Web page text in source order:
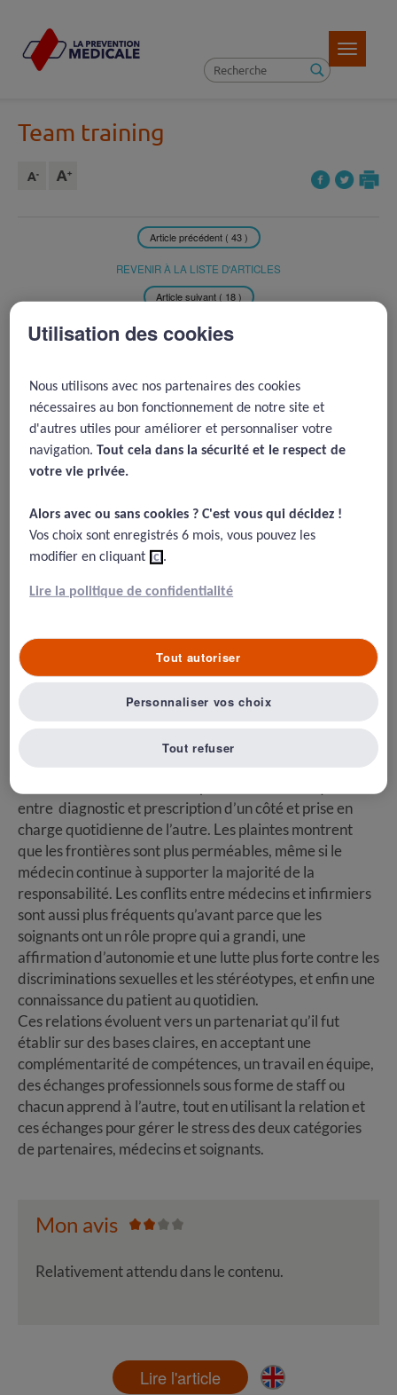
Toggle
Team training
Article précédent ( 43 )
REVENIR À LA LISTE D'ARTICLES
Article suivant ( 18 )
médecin/infirmier
18/08/2015
Fagin L. Garelick A. The doctor-nurse relationship, Advances in
Psychiatric treatment, 2004, 10, 277-286
Résumé
purement hiérarchique, l’infirmier étant aux ordres sans
discussion. Progressivement, cette relation médecin
infirmier a acquis un statut plus particulier, et c’est
encore plus vrai quand il s’agit de prendre en charge des
patients psychiatriques.
Méthode : Analyse libre, d’opinion
Résultats : La relation est médiée par les patients, qui
entre diagnostic et prescription d’un côté et prise en
charge quotidienne de l’autre. Les plaintes montrent
que les frontières sont plus perméables, même si le
médecin continue à supporter la majorité de la
responsabilité. Les conflits entre médecins et infirmiers
sont aussi plus fréquents qu’avant parce que les
soignants ont un rôle propre qui a grandi, une
affirmation d’autonomie et une lutte plus forte contre les
discriminations sexuelles et les stéréotypes, et enfin une
connaissance du patient au quotidien.
Ces relations évoluent vers un partenariat qu’il fut
établir sur des bases claires, en acceptant une
complémentarité de compétences, un travail en équipe,
des échanges professionnels sous forme de staff ou
chacun apprend à l’autre, tout en utilisant la relation et
ces échanges pour gérer le stress des deux catégories
de partenaires, médecins et soignants.
Mon avis
Relativement attendu dans le contenu.
Lire l'article
Utilisation des cookies
Nous utilisons avec nos partenaires des cookies
nécessaires au bon fonctionnement de notre site et
d'autres utiles pour améliorer et personnaliser votre
navigation.Tout cela dans la sécurité et le respect de
votre vie privée.​
Alors avec ou sans cookies ? C'est vous qui décidez !​
Vos choix sont enregistrés 6 mois, vous pouvez les
modifier en cliquant ici.
Lire la politique de confidentialité
Tout refuser
Tout autoriser
Personnaliser vos choix